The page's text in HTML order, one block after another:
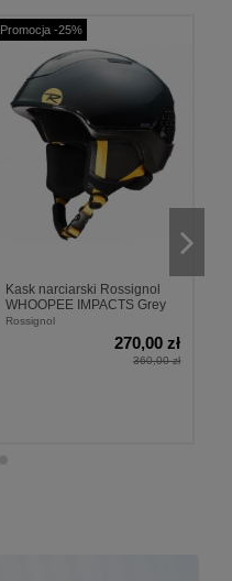
Promocja -25%
Kask narciarski Rossignol
WHOOPEE IMPACTS Grey
Rossignol
270,00 zł
360,00 zł